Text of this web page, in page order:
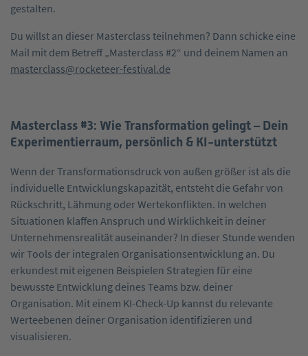
gestalten.
Du willst an dieser Masterclass teilnehmen? Dann schicke eine
Mail mit dem Betreff „Masterclass #2“ und deinem Namen an
masterclass@rocketeer-festival.de
Masterclass #3: Wie Transformation gelingt – Dein
Experimentierraum, persönlich & KI-unterstützt
Wenn der Transformationsdruck von außen größer ist als die
individuelle Entwicklungskapazität, entsteht die Gefahr von
Rückschritt, Lähmung oder Wertekonflikten. In welchen
Situationen klaffen Anspruch und Wirklichkeit in deiner
Unternehmensrealität auseinander? In dieser Stunde wenden
wir Tools der integralen Organisationsentwicklung an. Du
erkundest mit eigenen Beispielen Strategien für eine
bewusste Entwicklung deines Teams bzw. deiner
Organisation. Mit einem KI-Check-Up kannst du relevante
Werteebenen deiner Organisation identifizieren und
visualisieren.